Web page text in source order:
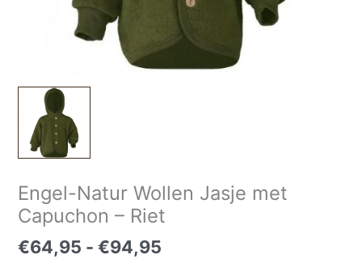
Engel-Natur Wollen Jasje met
Capuchon – Riet
€64,95 - €94,95